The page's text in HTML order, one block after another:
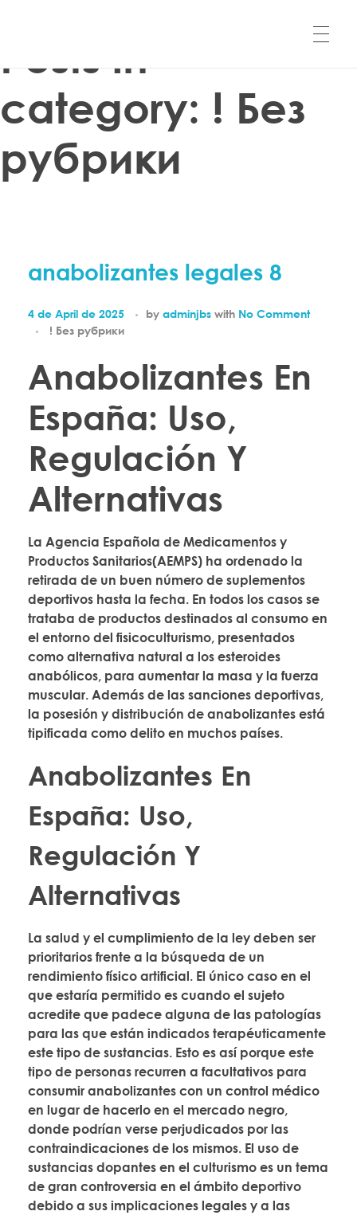
QProducciones
Posts in
category: ! Без
рубрики
anabolizantes legales 8
4 de April de 2025 by adminjbs with No Comment
! Без рубрики
Anabolizantes En
España: Uso,
Regulación Y
Alternativas
La Agencia Española de Medicamentos y
Productos Sanitarios(AEMPS) ha ordenado la
retirada de un buen número de suplementos
deportivos hasta la fecha. En todos los casos se
trataba de productos destinados al consumo en
el entorno del fisicoculturismo, presentados
como alternativa natural a los esteroides
anabólicos, para aumentar la masa y la fuerza
muscular. Además de las sanciones deportivas,
la posesión y distribución de anabolizantes está
tipificada como delito en muchos países.
Anabolizantes En
España: Uso,
Regulación Y
Alternativas
La salud y el cumplimiento de la ley deben ser
prioritarios frente a la búsqueda de un
rendimiento físico artificial. El único caso en el
que estaría permitido es cuando el sujeto
acredite que padece alguna de las patologías
para las que están indicados terapéuticamente
este tipo de sustancias. Esto es así porque este
tipo de personas recurren a facultativos para
consumir anabolizantes con un control médico
en lugar de hacerlo en el mercado negro,
donde podrían verse perjudicados por las
contraindicaciones de los mismos. El uso de
sustancias dopantes en el culturismo es un tema
de gran controversia en el ámbito deportivo
debido a sus implicaciones legales y a las